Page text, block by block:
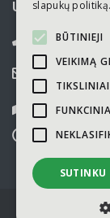
UAB „Kelionių
052751446
Kalvarijų g. 14,
9.00 - 18.00
© 2026
slapukų politiką.
BŪTINIEJI
VEIKIMĄ
TIKSLINIAI
SUTINKU